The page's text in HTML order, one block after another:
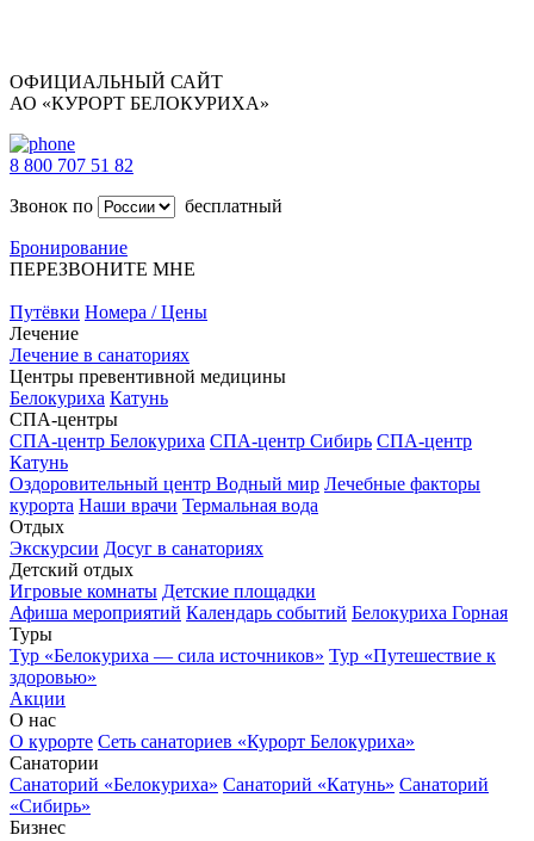
ОФИЦИАЛЬНЫЙ САЙТ
АО «КУРОРТ БЕЛОКУРИХА»
8 800 707 51 82
Звонок по
бесплатный
Бронирование
ПЕРЕЗВОНИТЕ МНЕ
Путёвки Номера / Цены
Лечение
Лечение в санаториях
Центры превентивной медицины
Белокуриха Катунь
СПА-центры
СПА-центр Белокуриха СПА-центр Сибирь СПА-центр
Катунь
Оздоровительный центр Водный мир Лечебные факторы
курорта Наши врачи Термальная вода
Отдых
Экскурсии Досуг в санаториях
Детский отдых
Игровые комнаты Детские площадки
Афиша мероприятий Календарь событий Белокуриха Горная
Туры
Тур «Белокуриха — сила источников» Тур «Путешествие к
здоровью»
Акции
О нас
О курорте Сеть санаториев «Курорт Белокуриха»
Санатории
Санаторий «Белокуриха» Санаторий «Катунь» Санаторий
«Сибирь»
Бизнес